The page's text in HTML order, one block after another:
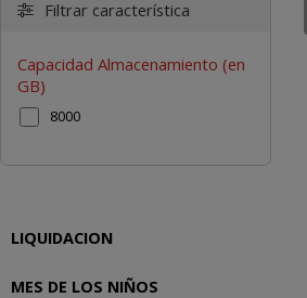
Filtrar característica
Capacidad Almacenamiento (en
GB)
8000
LIQUIDACION
MES DE LOS NIÑOS